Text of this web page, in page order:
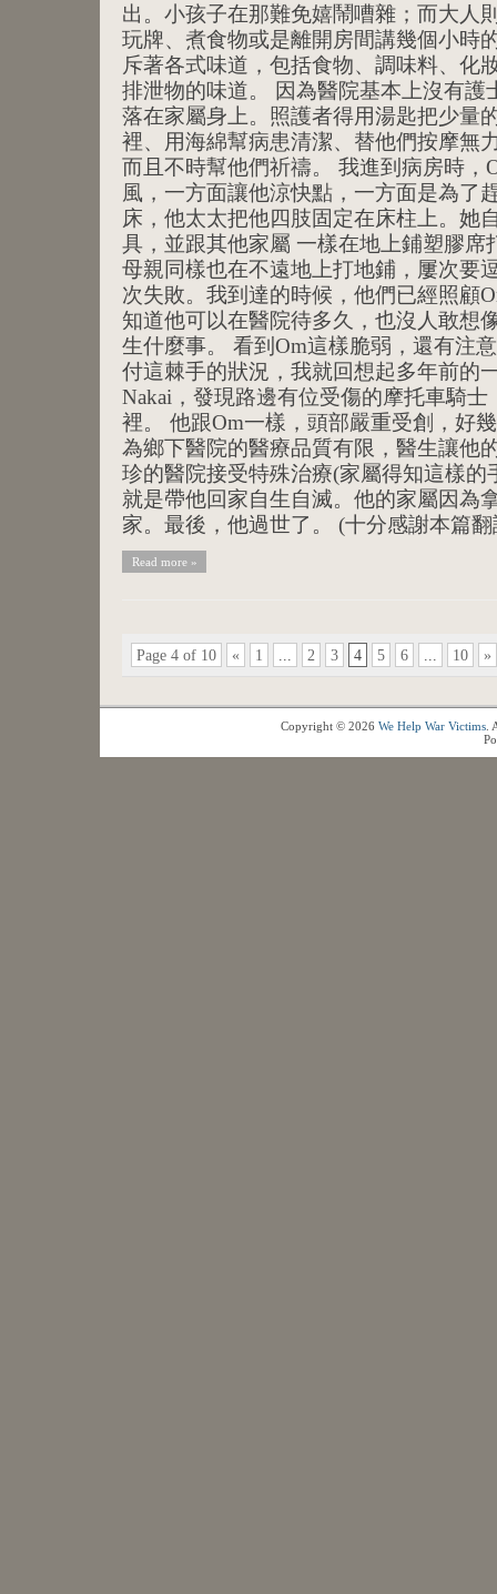
出。小孩子在那難免嬉鬧嘈雜；而大人
玩牌、煮食物或是離開房間講幾個小時
斥著各式味道，包括食物、調味料、化
排泄物的味道。 因為醫院基本上沒有護
落在家屬身上。照護者得用湯匙把少量
裡、用海綿幫病患清潔、替他們按摩無
而且不時幫他們祈禱。 我進到病房時，
風，一方面讓他涼快點，一方面是為了
床，他太太把他四肢固定在床柱上。她
具，並跟其他家屬 一樣在地上鋪塑膠席
母親同樣也在不遠地上打地鋪，屢次要
次失敗。我到達的時候，他們已經照顧
知道他可以在醫院待多久，也沒人敢想
生什麼事。 看到Om這樣脆弱，還有注
付這棘手的狀況，我就回想起多年前的
Nakai，發現路邊有位受傷的摩托車騎
裡。 他跟Om一樣，頭部嚴重受創，好
為鄉下醫院的醫療品質有限，醫生讓他
珍的醫院接受特殊治療(家屬得知這樣的
就是帶他回家自生自滅。他的家屬因為
家。最後，他過世了。 (十分感謝本篇
Read more »
Page 4 of 10 « 1 2 3 4 5 6 10 »
Copyright © 2026 We Help War Victims